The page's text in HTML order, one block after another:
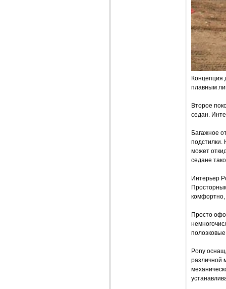
Концепция
плавным
Второе
седан.
Багажное
подстилки.
может
седане
Интерьер
комфортно,
Просто
Pony
различной